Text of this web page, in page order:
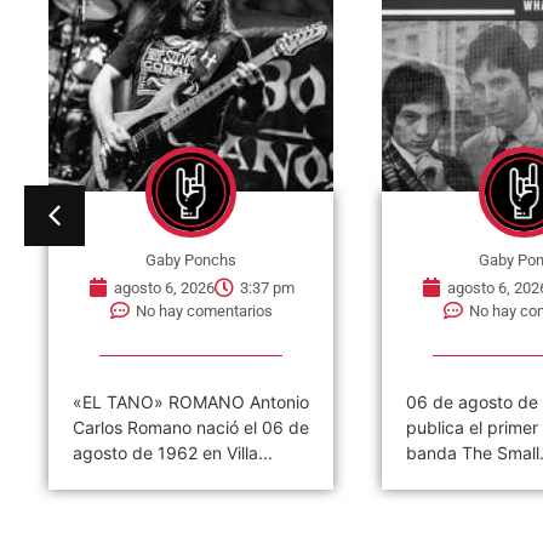
Gaby Ponchs
agosto 6, 2026
3:37 pm
No hay comentarios
«EL TANO» ROMANO Antonio
Carlos Romano nació el 06 de
agosto de 1962 en Villa...
Gaby
agosto 6,
No hay
06 de agosto de
publica el
banda The